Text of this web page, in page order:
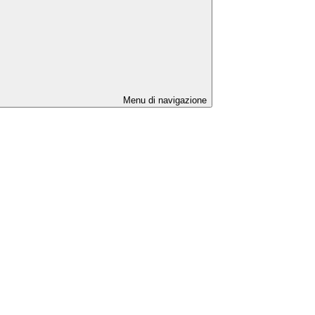
Menu di navigazione